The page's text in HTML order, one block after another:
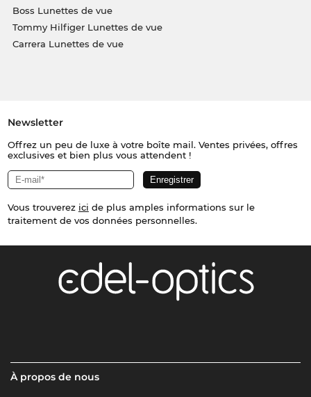
Boss Lunettes de vue
Tommy Hilfiger Lunettes de vue
Carrera Lunettes de vue
Newsletter
Offrez un peu de luxe à votre boîte mail. Ventes privées, offres
exclusives et bien plus vous attendent !
Vous trouverez ici de plus amples informations sur le
traitement de vos données personnelles.
À propos de nous